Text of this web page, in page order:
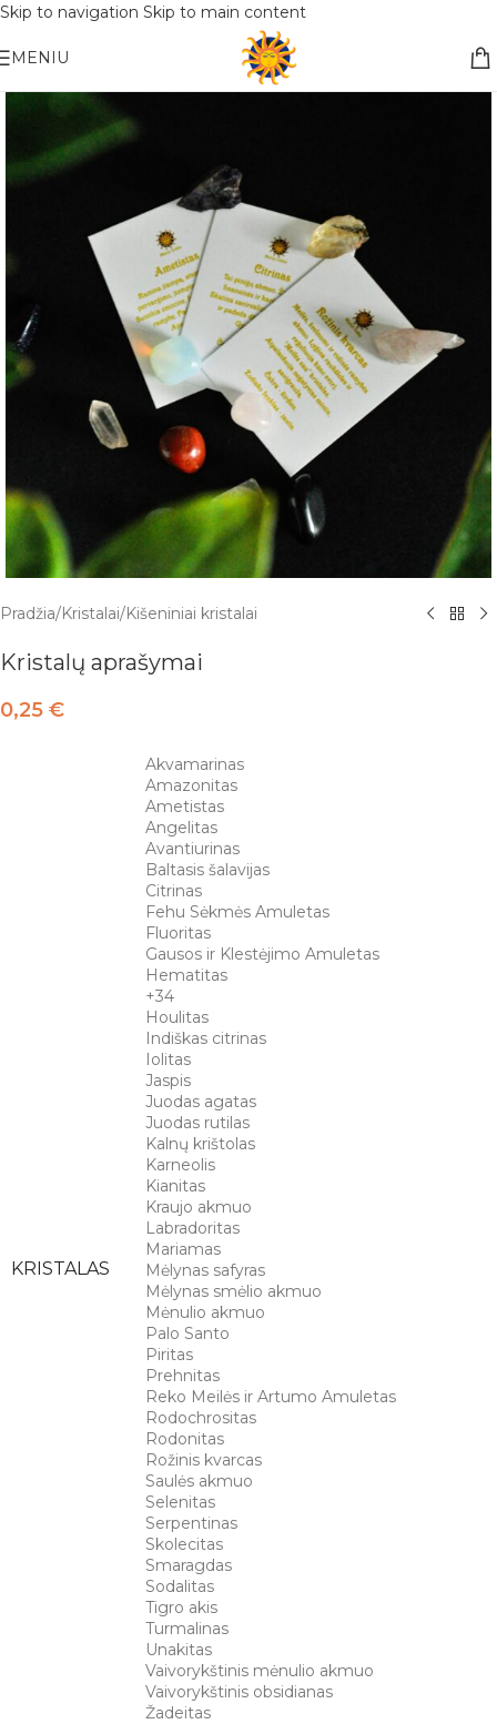
Skip to navigation Skip to main content
Nemokamas pristatymas į paštomatą apsiperkant už 30€!!
MENIU
Pradžia/Kristalai/Kišeniniai kristalai
Kristalų aprašymai
0,25 €
KRISTALAS
Akvamarinas
Amazonitas
Ametistas
Angelitas
Avantiurinas
Baltasis šalavijas
Citrinas
Fehu Sėkmės Amuletas
Fluoritas
Gausos ir Klestėjimo Amuletas
Hematitas
+34
Houlitas
Indiškas citrinas
Iolitas
Jaspis
Juodas agatas
Juodas rutilas
Kalnų krištolas
Karneolis
Kianitas
Kraujo akmuo
Labradoritas
Mariamas
Mėlynas safyras
Mėlynas smėlio akmuo
Mėnulio akmuo
Palo Santo
Piritas
Prehnitas
Reko Meilės ir Artumo Amuletas
Rodochrositas
Rodonitas
Rožinis kvarcas
Saulės akmuo
Selenitas
Serpentinas
Skolecitas
Smaragdas
Sodalitas
Tigro akis
Turmalinas
Unakitas
Vaivorykštinis mėnulio akmuo
Vaivorykštinis obsidianas
Žadeitas